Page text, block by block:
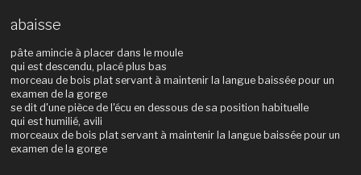
abaisse
pâte amincie à placer dans le moule
qui est descendu, placé plus bas
morceau de bois plat servant à maintenir la langue baissée pour un
examen de la gorge
se dit d'une pièce de l'écu en dessous de sa position habituelle
qui est humilié, avili
morceaux de bois plat servant à maintenir la langue baissée pour un
examen de la gorge